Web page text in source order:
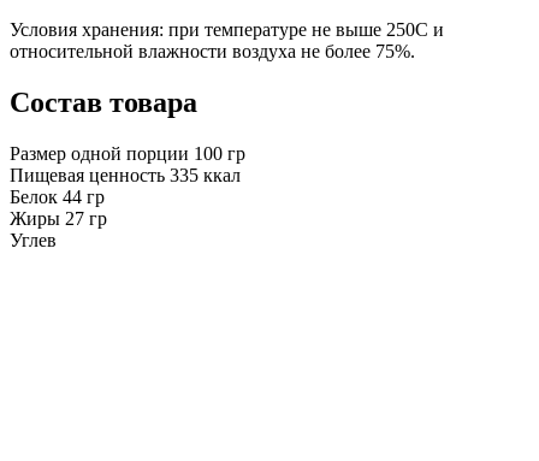
Условия хранения: при температуре не выше 250С и
относительной влажности воздуха не более 75%.
Состав товара
Размер одной порции 100 гр
Пищевая ценность 335 ккал
Белок 44 гр
Жиры 27 гр
Углев